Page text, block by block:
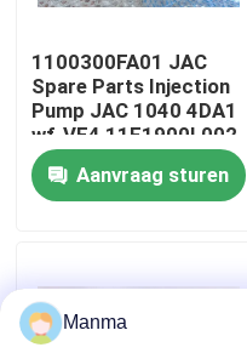
Verzoek om een Citaat
Vrachtwagen Autodeel
Isuzu Engine Parts
1100300FA01 JAC
Spare Parts Injection
Pump JAC 1040 4DA1
wf-VE4 11F1900L002
Aanvraag sturen
Manma